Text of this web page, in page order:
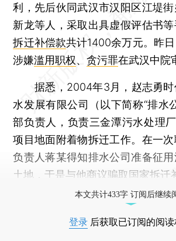
利，先后伙同武汉市汉阳区江堤
新龙等人，采取出具虚假评估书
拆迁补偿款共计1400余万元。昨
涉嫌滥用职权、贪污罪在武汉中院
据悉，2004年3月，赵志勇时
水发展有限公司（以下简称“排水
部负责人，负责三金潭污水处理
项目地面附着物拆迁工作。在一
负责人蒋某得知排水公司准备征
土地，于是与他商议骗取国家拆迁
本文共计433字 订阅后继续
登录 后获取已订阅的阅读